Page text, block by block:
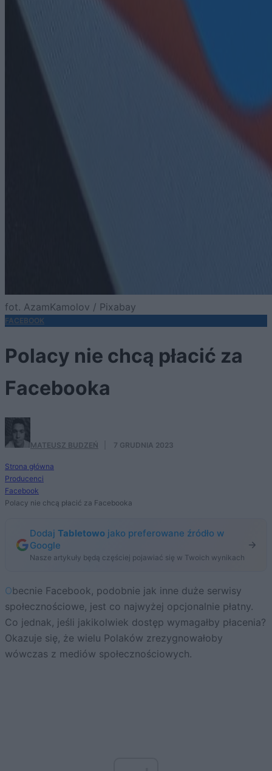
fot. AzamKamolov / Pixabay
FACEBOOK
Polacy nie chcą płacić za
Facebooka
MATEUSZ BUDZEŃ 7 GRUDNIA 2023
Strona główna
Producenci
Facebook
Polacy nie chcą płacić za Facebooka
Dodaj Tabletowo jako preferowane źródło w
Google
Nasze artykuły będą częściej pojawiać się w Twoich wynikach
Obecnie Facebook, podobnie jak inne duże serwisy
społecznościowe, jest co najwyżej opcjonalnie płatny.
Co jednak, jeśli jakikolwiek dostęp wymagałby płacenia?
Okazuje się, że wielu Polaków zrezygnowałoby
wówczas z mediów społecznościowych.